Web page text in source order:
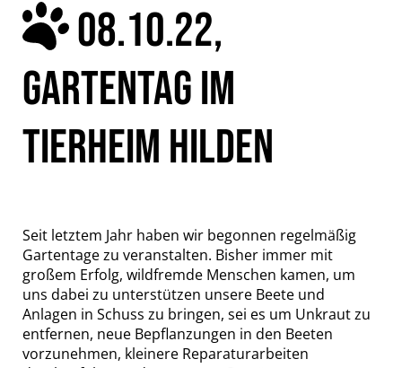
08.10.22,
GARTENTAG IM
TIERHEIM HILDEN
Seit letztem Jahr haben wir begonnen regelmäßig
Gartentage zu veranstalten. Bisher immer mit
großem Erfolg, wildfremde Menschen kamen, um
uns dabei zu unterstützen unsere Beete und
Anlagen in Schuss zu bringen, sei es um Unkraut zu
entfernen, neue Bepflanzungen in den Beeten
vorzunehmen, kleinere Reparaturarbeiten